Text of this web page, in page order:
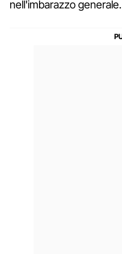
nell'imbarazzo generale.